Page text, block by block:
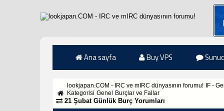
Ana sayfa Buy VPS
lookjapan.COM - IRC ve mIRC dünyasının forumu!
IF -
Kategorisi Genel Burçlar ve Fallar
21 Şubat Günlük Burç Yorumları